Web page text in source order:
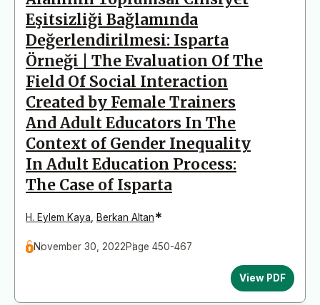
Eşitsizliği Bağlamında
Değerlendirilmesi: Isparta
Örneği | The Evaluation Of The
Field Of Social Interaction
Created by Female Trainers
And Adult Educators In The
Context of Gender Inequality
In Adult Education Process:
The Case of Isparta
H. Eylem Kaya Berkan Altan*
November 30, 2022Page 450-467
View PDF